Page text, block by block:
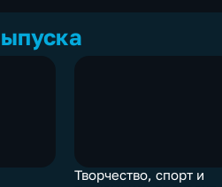
Творчество, спорт и